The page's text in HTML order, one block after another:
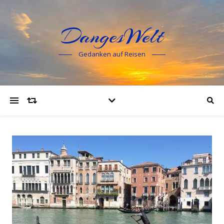
DangesWelt
Gedanken auf Reisen